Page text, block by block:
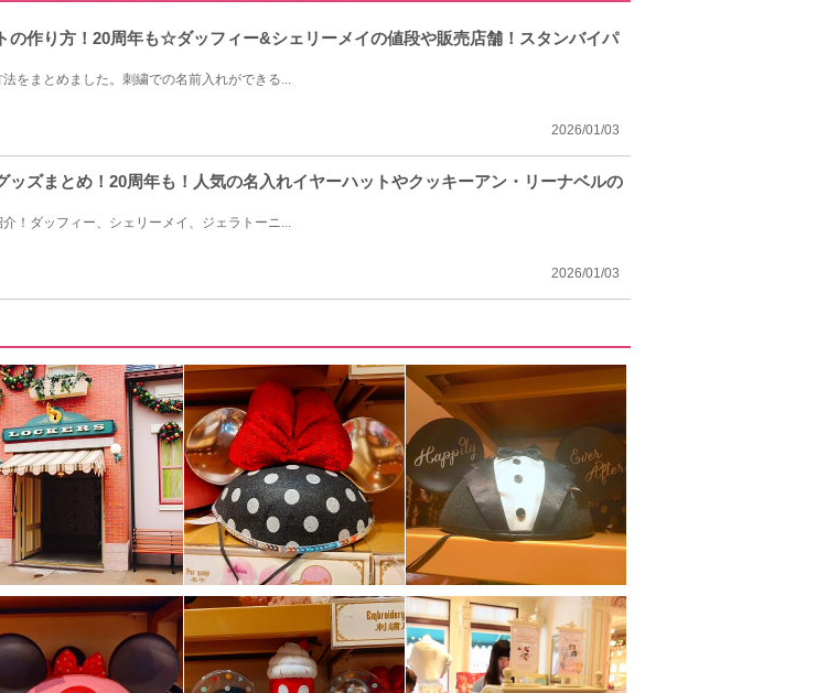
の作り方！20周年も☆ダッフィー&シェリーメイの値段や販売店舗！スタンバイパ
をまとめました。刺繍での名前入れができる...
2026/01/03
ッズまとめ！20周年も！人気の名入れイヤーハットやクッキーアン・リーナベルの
！ダッフィー、シェリーメイ、ジェラトーニ...
2026/01/03